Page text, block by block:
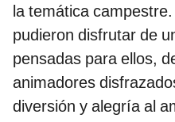
la temática
pudieron disfrutar de
pensadas para ellos,
animadores
diversión y alegría al